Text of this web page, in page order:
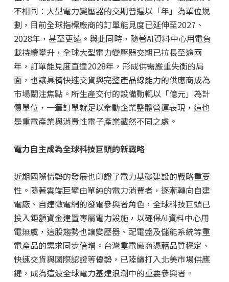
不相同：大型電力變壓器的交期普遍以「年」為單位規
劃，目前全球指標廠商的訂單能見度已延伸至2027、
2028年，甚至更遠。與此同時，隨著AI資料中心用電負
載持續攀升，全球大型電力變壓器交期已拉長至逾兩
年，訂單能見度直達2028年，形成供需嚴重失衡的局
面，也讓具備快速交貨與完整產品線能力的供應商成為
市場關注焦點。所生產交付的設備動輒以「億元」為計
價單位，一筆訂單就足以牽動企業整體營運表現，這也
是重電產業與消費性電子產業截然不同之處。
電力自主成為全球科技巨頭的新戰略
近期國際情勢的發展也印證了電力基礎建設的戰略重要
性。隨著雲端巨擘由單純的電力消費者，逐漸轉向自建
電廠、自建微電網的發電參與者角色，全球科技巨頭已
投入鉅額資金建置專屬電力設施，以確保AI資料中心用
電無虞，這股趨勢也讓變壓器、配電盤及儲能系統等重
電產品的需求同步倍增。台灣重電廠商憑藉品質穩定、
快速交貨與國際認證等優勢，已陸續打入北美市場供應
鏈，成為這波全球電力基建浪潮中的重要參與者。